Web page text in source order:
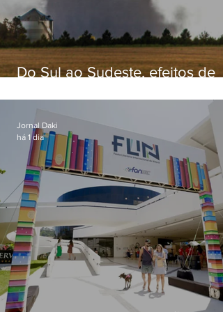
Do Sul ao Sudeste, efeitos de
apreensão na população
Jornal Daki
há 1 dia